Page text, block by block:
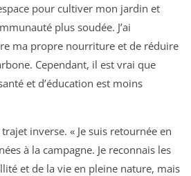
pour cultiver mon jardin et
plus soudée. J’ai
ma propre nourriture et de réduire
Cependant, il est vrai que
et d’éducation est moins
inverse. « Je suis retournée en
à la campagne. Je reconnais les
et de la vie en pleine nature, mais